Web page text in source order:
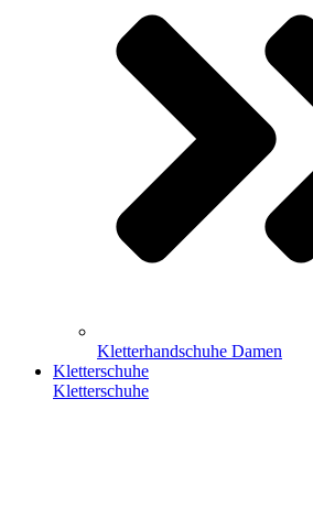
Kletterhandschuhe Damen
Kletterschuhe
Kletterschuhe